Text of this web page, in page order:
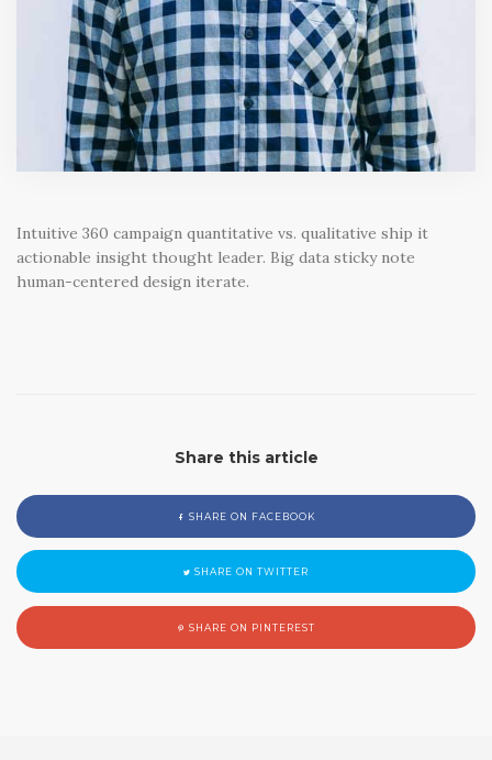
Intuitive 360 campaign quantitative vs. qualitative ship it
actionable insight thought leader. Big data sticky note
human-centered design iterate.
Share this article
SHARE ON FACEBOOK
SHARE ON TWITTER
SHARE ON PINTEREST